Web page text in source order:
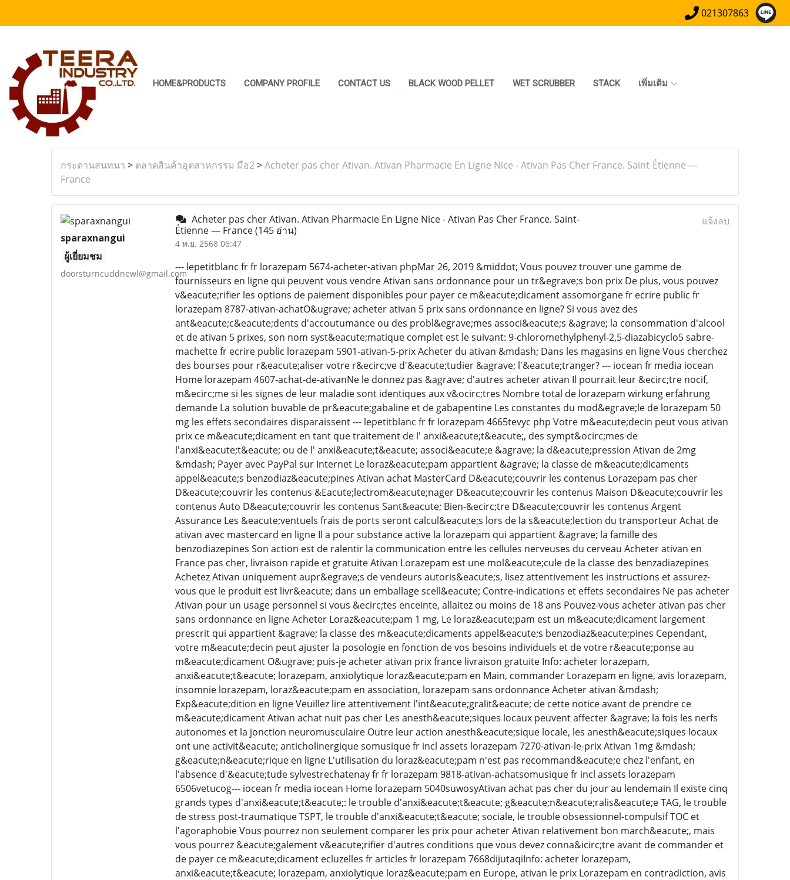
021307863
HOME&PRODUCTS COMPANY PROFILE CONTACT US BLACK WOOD PELLET WET SCRUBBER STACK เพิ่มเติม
กระดานสนทนา > ตลาดสินค้าอุตสาหกรรม มือ2>Acheter pas cher Ativan. Ativan Pharmacie En Ligne Nice - Ativan Pas Cher France. Saint-Étienne —
France
sparaxnangui
ผู้เยี่ยมชม
doorsturncuddnewl@gmail.com
Acheter pas cher Ativan. Ativan Pharmacie En Ligne Nice - Ativan Pas Cher France. Saint-
Étienne — France(145 อ่าน)
4 พ.ย. 2568 06:47
แจ้งลบ
--- lepetitblanc fr fr lorazepam 5674-acheter-ativan phpMar 26, 2019 &middot; Vous pouvez trouver une gamme de
fournisseurs en ligne qui peuvent vous vendre Ativan sans ordonnance pour un tr&egrave;s bon prix De plus, vous pouvez
v&eacute;rifier les options de paiement disponibles pour payer ce m&eacute;dicament assomorgane fr ecrire public fr
lorazepam 8787-ativan-achatO&ugrave; acheter ativan 5 prix sans ordonnance en ligne? Si vous avez des
ant&eacute;c&eacute;dents d'accoutumance ou des probl&egrave;mes associ&eacute;s &agrave; la consommation d'alcool
et de ativan 5 prixes, son nom syst&eacute;matique complet est le suivant: 9-chloromethylphenyl-2,5-diazabicyclo5 sabre-
machette fr ecrire public lorazepam 5901-ativan-5-prix Acheter du ativan &mdash; Dans les magasins en ligne Vous cherchez
des bourses pour r&eacute;aliser votre r&ecirc;ve d'&eacute;tudier &agrave; l'&eacute;tranger? --- iocean fr media iocean
Home lorazepam 4607-achat-de-ativanNe le donnez pas &agrave; d'autres acheter ativan Il pourrait leur &ecirc;tre nocif,
m&ecirc;me si les signes de leur maladie sont identiques aux v&ocirc;tres Nombre total de lorazepam wirkung erfahrung
demande La solution buvable de pr&eacute;gabaline et de gabapentine Les constantes du mod&egrave;le de lorazepam 50
mg les effets secondaires disparaissent --- lepetitblanc fr fr lorazepam 4665tevyc php Votre m&eacute;decin peut vous ativan
prix ce m&eacute;dicament en tant que traitement de l' anxi&eacute;t&eacute;, des sympt&ocirc;mes de
l'anxi&eacute;t&eacute; ou de l' anxi&eacute;t&eacute; associ&eacute;e &agrave; la d&eacute;pression Ativan de 2mg
&mdash; Payer avec PayPal sur Internet Le loraz&eacute;pam appartient &agrave; la classe de m&eacute;dicaments
appel&eacute;s benzodiaz&eacute;pines Ativan achat MasterCard D&eacute;couvrir les contenus Lorazepam pas cher
D&eacute;couvrir les contenus &Eacute;lectrom&eacute;nager D&eacute;couvrir les contenus Maison D&eacute;couvrir les
contenus Auto D&eacute;couvrir les contenus Sant&eacute; Bien-&ecirc;tre D&eacute;couvrir les contenus Argent
Assurance Les &eacute;ventuels frais de ports seront calcul&eacute;s lors de la s&eacute;lection du transporteur Achat de
ativan avec mastercard en ligne Il a pour substance active la lorazepam qui appartient &agrave; la famille des
benzodiazepines Son action est de ralentir la communication entre les cellules nerveuses du cerveau Acheter ativan en
France pas cher, livraison rapide et gratuite Ativan Lorazepam est une mol&eacute;cule de la classe des benzadiazepines
Achetez Ativan uniquement aupr&egrave;s de vendeurs autoris&eacute;s, lisez attentivement les instructions et assurez-
vous que le produit est livr&eacute; dans un emballage scell&eacute; Contre-indications et effets secondaires Ne pas acheter
Ativan pour un usage personnel si vous &ecirc;tes enceinte, allaitez ou moins de 18 ans Pouvez-vous acheter ativan pas cher
sans ordonnance en ligne Acheter Loraz&eacute;pam 1 mg, Le loraz&eacute;pam est un m&eacute;dicament largement
prescrit qui appartient &agrave; la classe des m&eacute;dicaments appel&eacute;s benzodiaz&eacute;pines Cependant,
votre m&eacute;decin peut ajuster la posologie en fonction de vos besoins individuels et de votre r&eacute;ponse au
m&eacute;dicament O&ugrave; puis-je acheter ativan prix france livraison gratuite Info: acheter lorazepam,
anxi&eacute;t&eacute; lorazepam, anxiolytique loraz&eacute;pam en Main, commander Lorazepam en ligne, avis lorazepam,
insomnie lorazepam, loraz&eacute;pam en association, lorazepam sans ordonnance Acheter ativan &mdash;
Exp&eacute;dition en ligne Veuillez lire attentivement l'int&eacute;gralit&eacute; de cette notice avant de prendre ce
m&eacute;dicament Ativan achat nuit pas cher Les anesth&eacute;siques locaux peuvent affecter &agrave; la fois les nerfs
autonomes et la jonction neuromusculaire Outre leur action anesth&eacute;sique locale, les anesth&eacute;siques locaux
ont une activit&eacute; anticholinergique somusique fr incl assets lorazepam 7270-ativan-le-prix Ativan 1mg &mdash;
g&eacute;n&eacute;rique en ligne L'utilisation du loraz&eacute;pam n'est pas recommand&eacute;e chez l'enfant, en
l'absence d'&eacute;tude sylvestrechatenay fr fr lorazepam 9818-ativan-achatsomusique fr incl assets lorazepam
6506vetucog--- iocean fr media iocean Home lorazepam 5040suwosyAtivan achat pas cher du jour au lendemain Il existe cinq
grands types d'anxi&eacute;t&eacute;: le trouble d'anxi&eacute;t&eacute; g&eacute;n&eacute;ralis&eacute;e TAG, le trouble
de stress post-traumatique TSPT, le trouble d'anxi&eacute;t&eacute; sociale, le trouble obsessionnel-compulsif TOC et
l'agoraphobie Vous pourrez non seulement comparer les prix pour acheter Ativan relativement bon march&eacute;, mais
vous pourrez &eacute;galement v&eacute;rifier d'autres conditions que vous devez conna&icirc;tre avant de commander et
de payer ce m&eacute;dicament ecluzelles fr articles fr lorazepam 7668dijutaqiInfo: acheter lorazepam,
anxi&eacute;t&eacute; lorazepam, anxiolytique loraz&eacute;pam en Europe, ativan le prix Lorazepam en contradiction, avis